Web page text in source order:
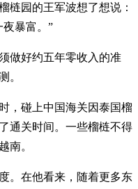
梿园的王军波想了想说：
暴富。”
做好约五年零收入的准
。
，碰上中国海关因泰国榴
通关时间。一些榴梿不得
南。
。在他看来，随着更多东